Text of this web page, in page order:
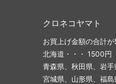
クロネコヤマト
お買上げ金額の合計
北海道・・・ 1500円
青森県、秋田県、岩
宮城県、山形県、福